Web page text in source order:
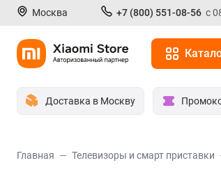
Москва +7 (800) 551-08-56 с
Доставка в Москву
Главная Телевизоры и смарт приставки